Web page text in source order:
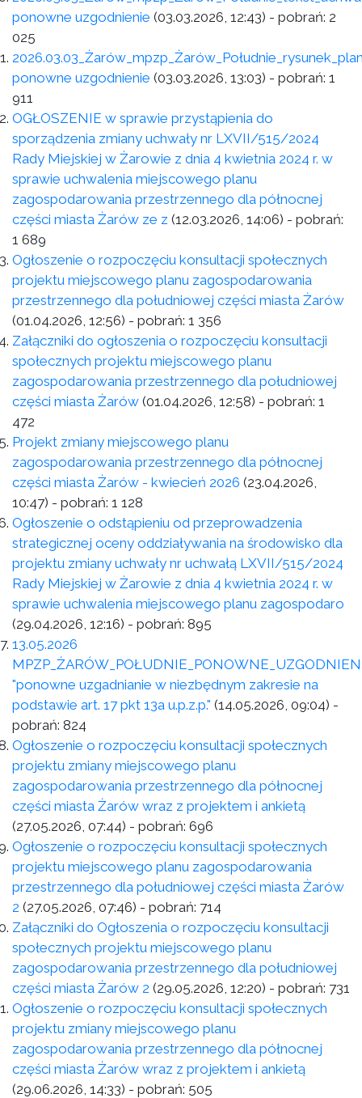
ponowne uzgodnienie (03.03.2026, 12:43) - pobrań: 2
025
ponowne uzgodnienie (03.03.2026, 13:03) - pobrań: 1
911
OGŁOSZENIE w sprawie przystąpienia do
sporządzenia zmiany uchwały nr LXVII/515/2024
Rady Miejskiej w Żarowie z dnia 4 kwietnia 2024 r. w
sprawie uchwalenia miejscowego planu
zagospodarowania przestrzennego dla północnej
części miasta Żarów ze z (12.03.2026, 14:06) - pobrań:
1 689
Ogłoszenie o rozpoczęciu konsultacji społecznych
projektu miejscowego planu zagospodarowania
przestrzennego dla południowej części miasta Żarów
(01.04.2026, 12:56) - pobrań: 1 356
Załączniki do ogłoszenia o rozpoczęciu konsultacji
społecznych projektu miejscowego planu
zagospodarowania przestrzennego dla południowej
części miasta Żarów (01.04.2026, 12:58) - pobrań: 1
472
Projekt zmiany miejscowego planu
zagospodarowania przestrzennego dla północnej
części miasta Żarów - kwiecień 2026 (23.04.2026,
10:47) - pobrań: 1 128
Ogłoszenie o odstąpieniu od przeprowadzenia
strategicznej oceny oddziaływania na środowisko dla
projektu zmiany uchwały nr uchwałą LXVII/515/2024
Rady Miejskiej w Żarowie z dnia 4 kwietnia 2024 r. w
sprawie uchwalenia miejscowego planu zagospodaro
(29.04.2026, 12:16) - pobrań: 895
13.05.2026
"ponowne uzgadnianie w niezbędnym zakresie na
podstawie art. 17 pkt 13a u.p.z.p." (14.05.2026, 09:04) -
pobrań: 824
Ogłoszenie o rozpoczęciu konsultacji społecznych
projektu zmiany miejscowego planu
zagospodarowania przestrzennego dla północnej
części miasta Żarów wraz z projektem i ankietą
(27.05.2026, 07:44) - pobrań: 696
Ogłoszenie o rozpoczęciu konsultacji społecznych
projektu miejscowego planu zagospodarowania
przestrzennego dla południowej części miasta Żarów
2 (27.05.2026, 07:46) - pobrań: 714
Załączniki do Ogłoszenia o rozpoczęciu konsultacji
społecznych projektu miejscowego planu
zagospodarowania przestrzennego dla południowej
części miasta Żarów 2 (29.05.2026, 12:20) - pobrań: 731
Ogłoszenie o rozpoczęciu konsultacji społecznych
projektu zmiany miejscowego planu
zagospodarowania przestrzennego dla północnej
części miasta Żarów wraz z projektem i ankietą
(29.06.2026, 14:33) - pobrań: 505